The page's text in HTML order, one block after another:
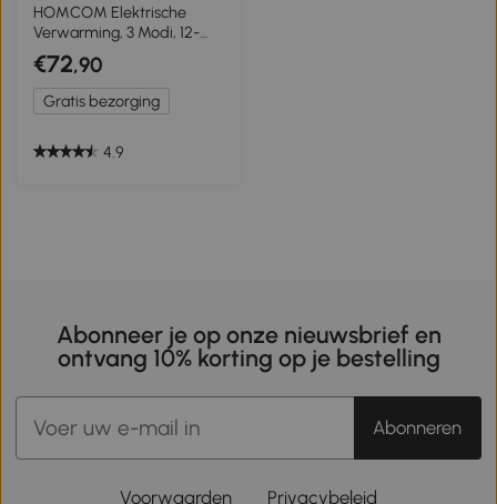
HOMCOM Elektrische
Verwarming, 3 Modi, 12-
Uurs Timer, LED Display,
Oscillatiefunctie
€72,90
Gratis bezorging
4.9
Abonneer je op onze nieuwsbrief en
ontvang 10% korting op je bestelling
Abonneren
Voorwaarden Privacybeleid